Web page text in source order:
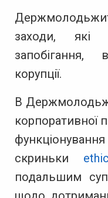
заходи, які
запобігання,
корупції.
В
корпоративної
скриньки
подальшим